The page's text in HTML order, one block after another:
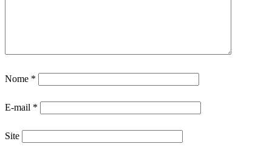
Nome *
E-mail *
Site